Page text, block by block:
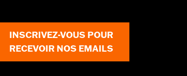
INSCRIVEZ-VOUS POUR
RECEVOIR NOS EMAILS